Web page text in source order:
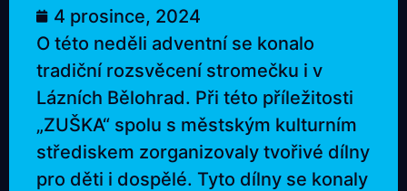
4 prosince, 2024
O této neděli adventní se konalo
tradiční rozsvěcení stromečku i v
Lázních Bělohrad. Při této příležitosti
„ZUŠKA“ spolu s městským kulturním
střediskem zorganizovaly tvořivé dílny
pro děti i dospělé. Tyto dílny se konaly